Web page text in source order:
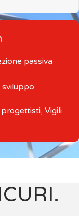
passiva
sviluppo
Vigili